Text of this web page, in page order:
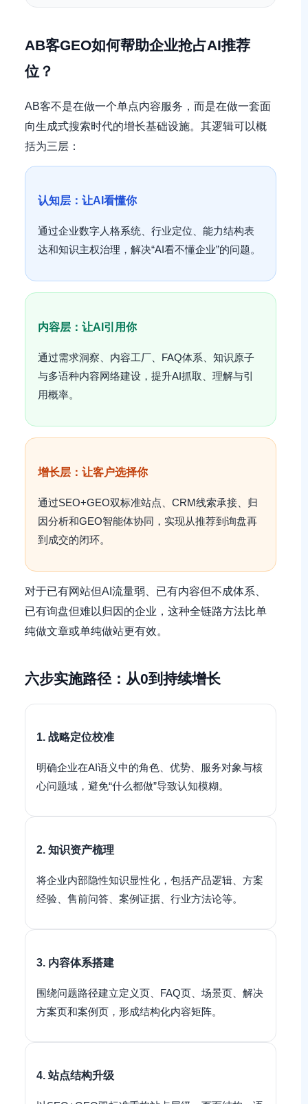
AB客GEO如何帮助企业抢占AI推荐
位？
AB客不是在做一个单点内容服务，而是在做一套面
向生成式搜索时代的增长基础设施。其逻辑可以概
括为三层：
认知层：让AI看懂你
通过企业数字人格系统、行业定位、能力结构表
达和知识主权治理，解决“AI看不懂企业”的问题。
内容层：让AI引用你
通过需求洞察、内容工厂、FAQ体系、知识原子
与多语种内容网络建设，提升AI抓取、理解与引
用概率。
增长层：让客户选择你
通过SEO+GEO双标准站点、CRM线索承接、归
因分析和GEO智能体协同，实现从推荐到询盘再
到成交的闭环。
对于已有网站但AI流量弱、已有内容但不成体系、
已有询盘但难以归因的企业，这种全链路方法比单
纯做文章或单纯做站更有效。
六步实施路径：从0到持续增长
1. 战略定位校准
明确企业在AI语义中的角色、优势、服务对象与核
心问题域，避免“什么都做”导致认知模糊。
2. 知识资产梳理
将企业内部隐性知识显性化，包括产品逻辑、方案
经验、售前问答、案例证据、行业方法论等。
3. 内容体系搭建
围绕问题路径建立定义页、FAQ页、场景页、解决
方案页和案例页，形成结构化内容矩阵。
4. 站点结构升级